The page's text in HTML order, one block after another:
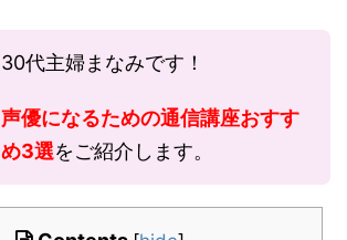
30代主婦まなみです！
声優になるための通信講座おすす
め3選をご紹介します。